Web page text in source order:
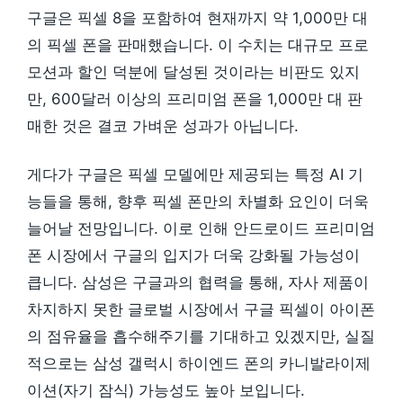
구글은 픽셀 8을 포함하여 현재까지 약 1,000만 대
의 픽셀 폰을 판매했습니다. 이 수치는 대규모 프로
모션과 할인 덕분에 달성된 것이라는 비판도 있지
만, 600달러 이상의 프리미엄 폰을 1,000만 대 판
매한 것은 결코 가벼운 성과가 아닙니다.
게다가 구글은 픽셀 모델에만 제공되는 특정 AI 기
능들을 통해, 향후 픽셀 폰만의 차별화 요인이 더욱
늘어날 전망입니다. 이로 인해 안드로이드 프리미엄
폰 시장에서 구글의 입지가 더욱 강화될 가능성이
큽니다. 삼성은 구글과의 협력을 통해, 자사 제품이
차지하지 못한 글로벌 시장에서 구글 픽셀이 아이폰
의 점유율을 흡수해주기를 기대하고 있겠지만, 실질
적으로는 삼성 갤럭시 하이엔드 폰의 카니발라이제
이션(자기 잠식) 가능성도 높아 보입니다.